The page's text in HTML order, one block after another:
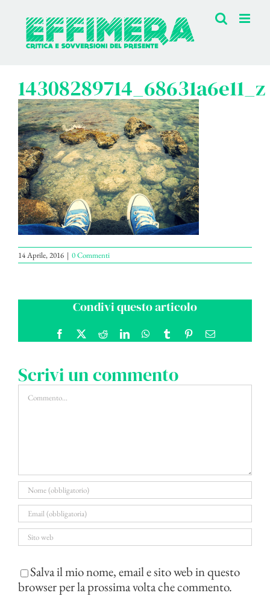
contenuto
14308289714_68631a6e11_z
14 Aprile, 2016 | 0 Commenti
Condivi questo articolo
Facebook RedditLinkedInWhatsApp
Tumblr PinterestEmail
Scrivi un commento
Commento
Salva il mio nome, email e sito web in questo
browser per la prossima volta che commento.